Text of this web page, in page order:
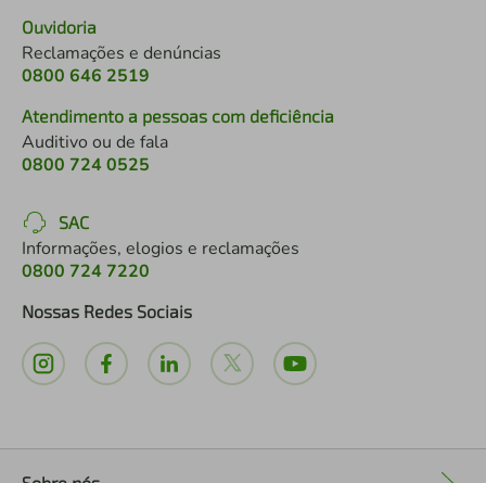
Ouvidoria
Reclamações e denúncias
0800 646 2519
Atendimento a pessoas com deficiência
Auditivo ou de fala
0800 724 0525
SAC
Informações, elogios e reclamações
0800 724 7220
Nossas Redes Sociais